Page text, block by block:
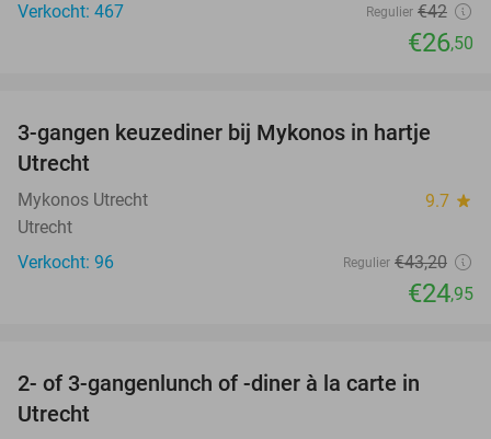
Verkocht: 467
Regulier €42
€26,50
42%
3-gangen keuzediner bij Mykonos in hartje
Utrecht
Mykonos Utrecht 9.7 star
Utrecht
Verkocht: 96
Regulier €43,20
€24,95
2- of 3-gangenlunch of -diner à la carte in
Utrecht